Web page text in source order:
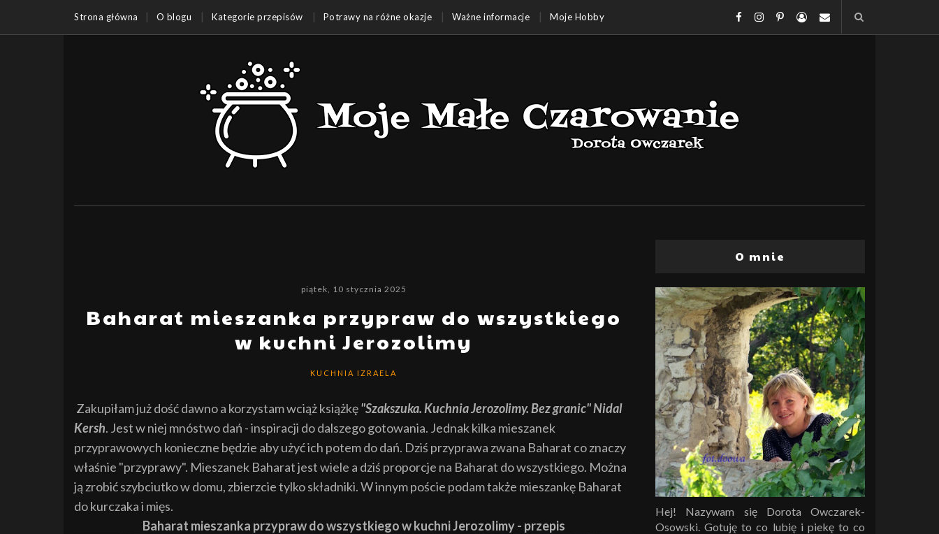
Strona główna O blogu Kategorie przepisów Potrawy na różne okazje Ważne informacje Moje Hobby
piątek, 10 stycznia 2025
Baharat mieszanka przypraw do wszystkiego
w kuchni Jerozolimy
KUCHNIA IZRAELA
Zakupiłam już dość dawno a korzystam wciąż książkę"Szakszuka. Kuchnia Jerozolimy. Bez granic" Nidal
Kersh. Jest w niej mnóstwo dań - inspiracji do dalszego gotowania. Jednak kilka mieszanek
przyprawowych konieczne będzie aby użyć ich potem do dań. Dziś przyprawa zwana Baharat co znaczy
właśnie "przyprawy". Mieszanek Baharat jest wiele a dziś proporcje na Baharat do wszystkiego. Można
ją zrobić szybciutko w domu, zbierzcie tylko składniki. W innym poście podam także mieszankę Baharat
do kurczaka i mięs.
Baharat mieszanka przypraw do wszystkiego w kuchni Jerozolimy - przepis
O mnie
Hej! Nazywam się Dorota Owczarek-
Osowski. Gotuję to co lubię i piekę to co